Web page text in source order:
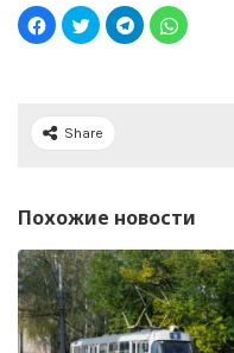
Share
Похожие новости